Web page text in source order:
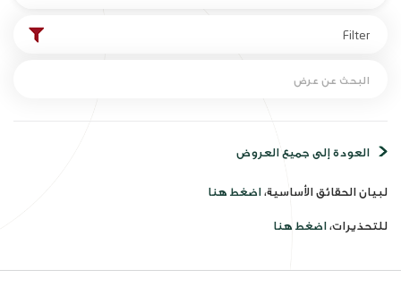
العودة إلى جميع العروض
لبيان الحقائق الأساسية، اضغط هنا
للتحذيرات، اضغط هنا